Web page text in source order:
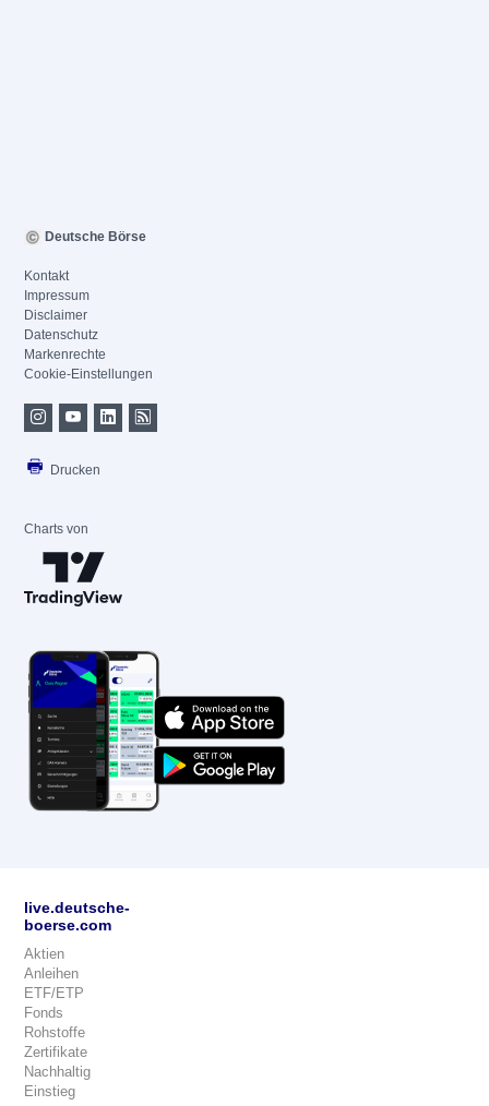
Deutsche Börse
Kontakt
Impressum
Disclaimer
Datenschutz
Markenrechte
Cookie-Einstellungen
Drucken
Charts von
live.deutsche-
boerse.com
Aktien
Anleihen
ETF/ETP
Fonds
Rohstoffe
Zertifikate
Nachhaltig
Einstieg